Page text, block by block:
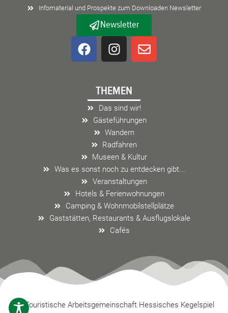
Infomaterial und Prospekte zum Downloaden Newsletter
Newsletter
F
a
o
o
I
n
a
g
r
a
m
E
n
p
THEMEN
Das sind wir!
Gästeführungen
Wandern
Radfahren
Museen & Kultur
Was es sonst noch zu entdecken gibt...
Veranstaltungen
Hotels & Ferienwohnungen
Camping & Wohnmobilstellplätze
Gaststätten, Restaurants & Ausflugslokale
Cafés
Touristische Arbeitsgemeinschaft Hessisches Kegelspiel